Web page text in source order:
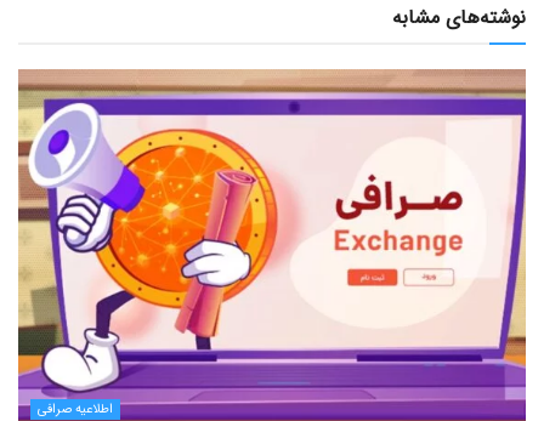
نوشته‌های مشابه
اطلاعیه صرافی